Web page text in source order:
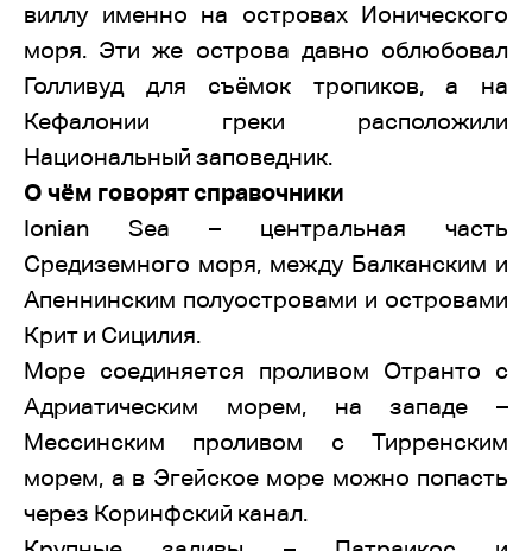
виллу именно на островах Ионического
моря. Эти же острова давно облюбовал
Голливуд для съёмок тропиков, а на
Кефалонии греки расположили
Национальный заповедник.
О чём говорят справочники
Ionian Sea – центральная часть
Средиземного моря, между Балканским и
Апеннинским полуостровами и островами
Крит и Сицилия.
Море соединяется проливом Отранто с
Адриатическим морем, на западе –
Мессинским проливом с Тирренским
морем, а в Эгейское море можно попасть
через Коринфский канал.